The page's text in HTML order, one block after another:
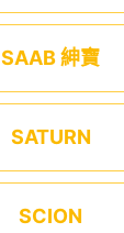
SAAB 紳寶
SATURN
SCION